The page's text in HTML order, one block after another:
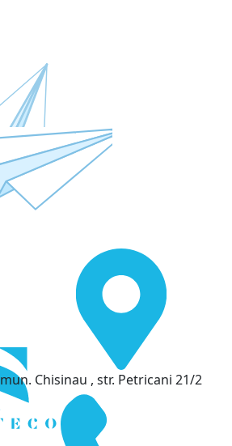
mun. Chisinau , str. Petricani 21/2